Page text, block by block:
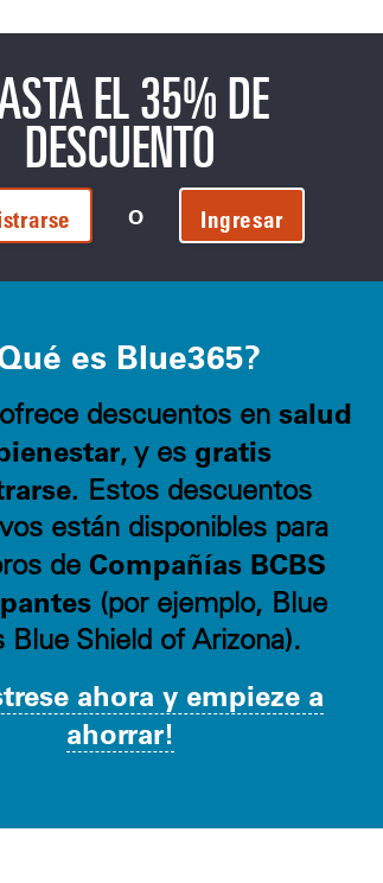
EL 35% DE
DESCUENTO
O Ingresar
es Blue365?
descuentos ensalud
, y es gratis
Estos descuentos
están disponibles para
de Compañías BCBS
(por ejemplo, Blue
Blue Shield of Arizona).
ahora y empieze a
ahorrar!